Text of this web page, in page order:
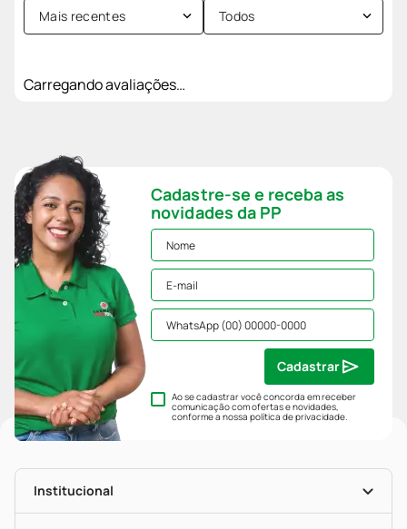
Mais recentes Todos
Carregando avaliações…
Cadastre-se e receba as
novidades da PP
Ao se cadastrar você concorda em receber
comunicação com ofertas e novidades,
conforme a nossapolítica de privacidade.
Cadastrar
Institucional